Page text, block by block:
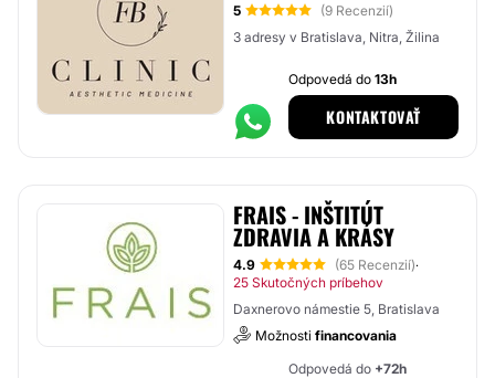
5
(9 Recenzií)
3 adresy v Bratislava, Nitra, Žilina
Odpovedá do13h
KONTAKTOVAŤ
FRAIS - INŠTITÚT
ZDRAVIA A KRÁSY
4.9 (65 Recenzií)·
25 Skutočných príbehov
Daxnerovo námestie 5, Bratislava
Možnosti financovania
Odpovedá do +72h